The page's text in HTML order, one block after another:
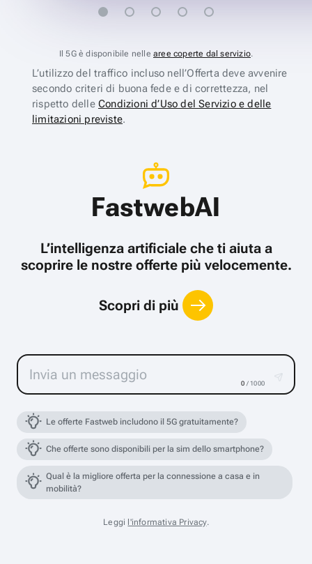
Il 5G è disponibile nelle aree coperte dal servizio.
L’utilizzo del traffico incluso nell’Offerta deve avvenire
secondo criteri di buona fede e di correttezza, nel
rispetto delle Condizioni d’Uso del Servizio e delle
limitazioni previste.
FastwebAI
L’intelligenza artificiale che ti aiuta a
scoprire le nostre offerte più velocemente.
Scopri di più
0 / 1000
Le offerte Fastweb includono il 5G gratuitamente?
Che offerte sono disponibili per la sim dello smartphone?
Qual è la migliore offerta per la connessione a casa e in
mobilità?
Leggi l'informativa Privacy.